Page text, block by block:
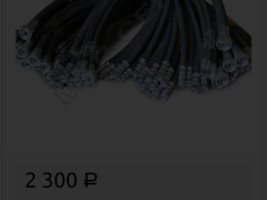
2 300 Р